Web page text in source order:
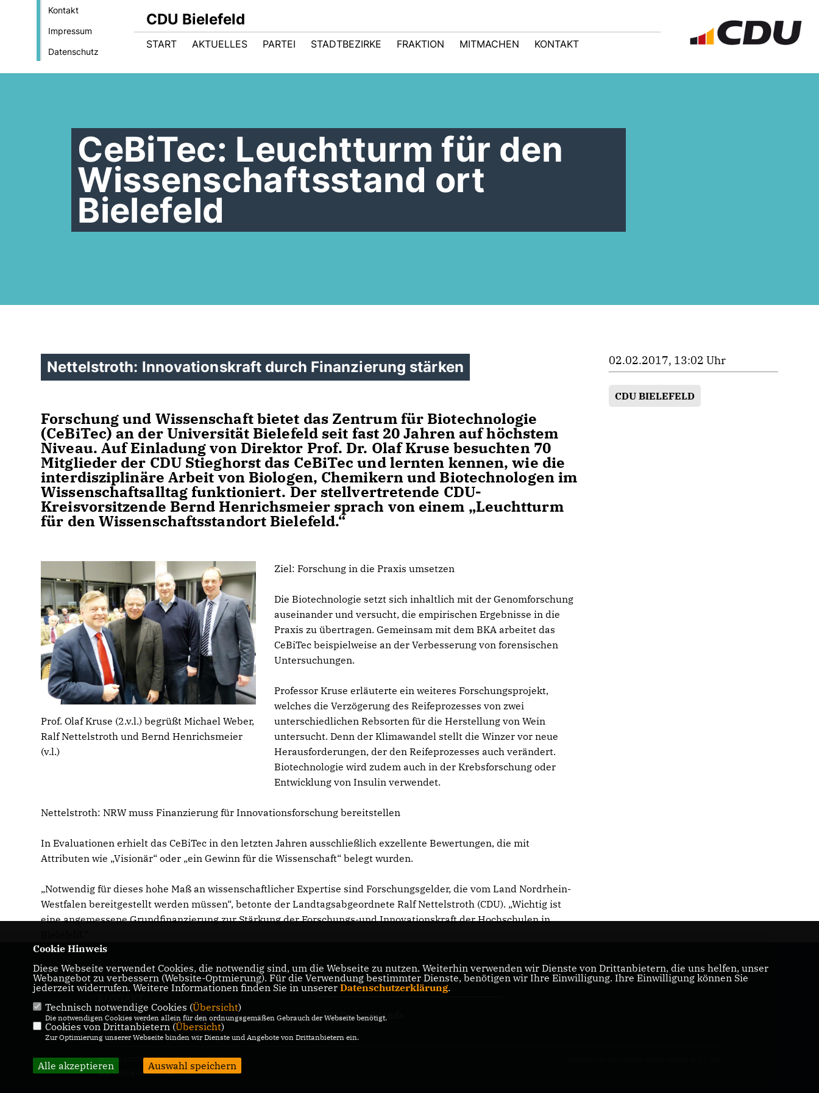
Kontakt
Impressum
Datenschutz
CDU Bielefeld
START AKTUELLES PARTEI STADTBEZIRKE FRAKTION MITMACHEN KONTAKT
CeBiTec: Leuchtturm für den
Wissenschaftsstand ort
Bielefeld
Nettelstroth: Innovationskraft durch Finanzierung stärken
Forschung und Wissenschaft bietet das Zentrum für Biotechnologie
(CeBiTec) an der Universität Bielefeld seit fast 20 Jahren auf höchstem
Niveau. Auf Einladung von Direktor Prof. Dr. Olaf Kruse besuchten 70
Mitglieder der CDU Stieghorst das CeBiTec und lernten kennen, wie die
interdisziplinäre Arbeit von Biologen, Chemikern und Biotechnologen im
Wissenschaftsalltag funktioniert. Der stellvertretende CDU-
Kreisvorsitzende Bernd Henrichsmeier sprach von einem „Leuchtturm
für den Wissenschaftsstandort Bielefeld.“
Prof. Olaf Kruse (2.v.l.) begrüßt Michael Weber,
Ralf Nettelstroth und Bernd Henrichsmeier
(v.l.)
Ziel: Forschung in die Praxis umsetzen
Die Biotechnologie setzt sich inhaltlich mit der Genomforschung
auseinander und versucht, die empirischen Ergebnisse in die
Praxis zu übertragen. Gemeinsam mit dem BKA arbeitet das
CeBiTec beispielweise an der Verbesserung von forensischen
Untersuchungen.
Professor Kruse erläuterte ein weiteres Forschungsprojekt,
welches die Verzögerung des Reifeprozesses von zwei
unterschiedlichen Rebsorten für die Herstellung von Wein
untersucht. Denn der Klimawandel stellt die Winzer vor neue
Herausforderungen, der den Reifeprozesses auch verändert.
Biotechnologie wird zudem auch in der Krebsforschung oder
Entwicklung von Insulin verwendet.
Nettelstroth: NRW muss Finanzierung für Innovationsforschung bereitstellen
In Evaluationen erhielt das CeBiTec in den letzten Jahren ausschließlich exzellente Bewertungen, die mit
Attributen wie „Visionär“ oder „ein Gewinn für die Wissenschaft“ belegt wurden.
Notwendig für dieses hohe Maß an wissenschaftlicher Expertise sind Forschungsgelder, die vom Land Nordrhein-
Westfalen bereitgestellt werden müssen“, betonte der Landtagsabgeordnete Ralf Nettelstroth (CDU). „Wichtig ist
eine angemessene Grundfinanzierung zur Stärkung der Forschungs-und Innovationskraft der Hochschulen in
02.02.2017, 13:02 Uhr
CDU BIELEFELD
IMPRESSUM
DATENSCHUTZ
CDU Nordrhein-Westfalen
CDU Deutschlands
@2026 CDU Bielefeld
Alle Rechte vorbehalten.
Cookie Hinweis
Diese Webseite verwendet Cookies, die notwendig sind, um die Webseite zu nutzen. Weiterhin verwenden wir Dienste von Drittanbietern, die uns helfen, unser
Webangebot zu verbessern (Website-Optmierung). Für die Verwendung bestimmter Dienste, benötigen wir Ihre Einwilligung. Ihre Einwilligung können Sie
jederzeit widerrufen. Weitere Informationen finden Sie in unserer Datenschutzerklärung.
Technisch notwendige Cookies (Übersicht)
Die notwendigen Cookies werden allein für den ordnungsgemäßen Gebrauch der Webseite benötigt.
Cookies von Drittanbietern (Übersicht)
Zur Optimierung unserer Webseite binden wir Dienste und Angebote von Drittanbietern ein.
Alle akzeptieren Auswahl speichern